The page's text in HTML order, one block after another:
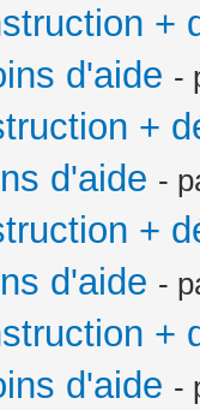
+
d'aide -
+
d'aide -
+
d'aide -
+
d'aide -